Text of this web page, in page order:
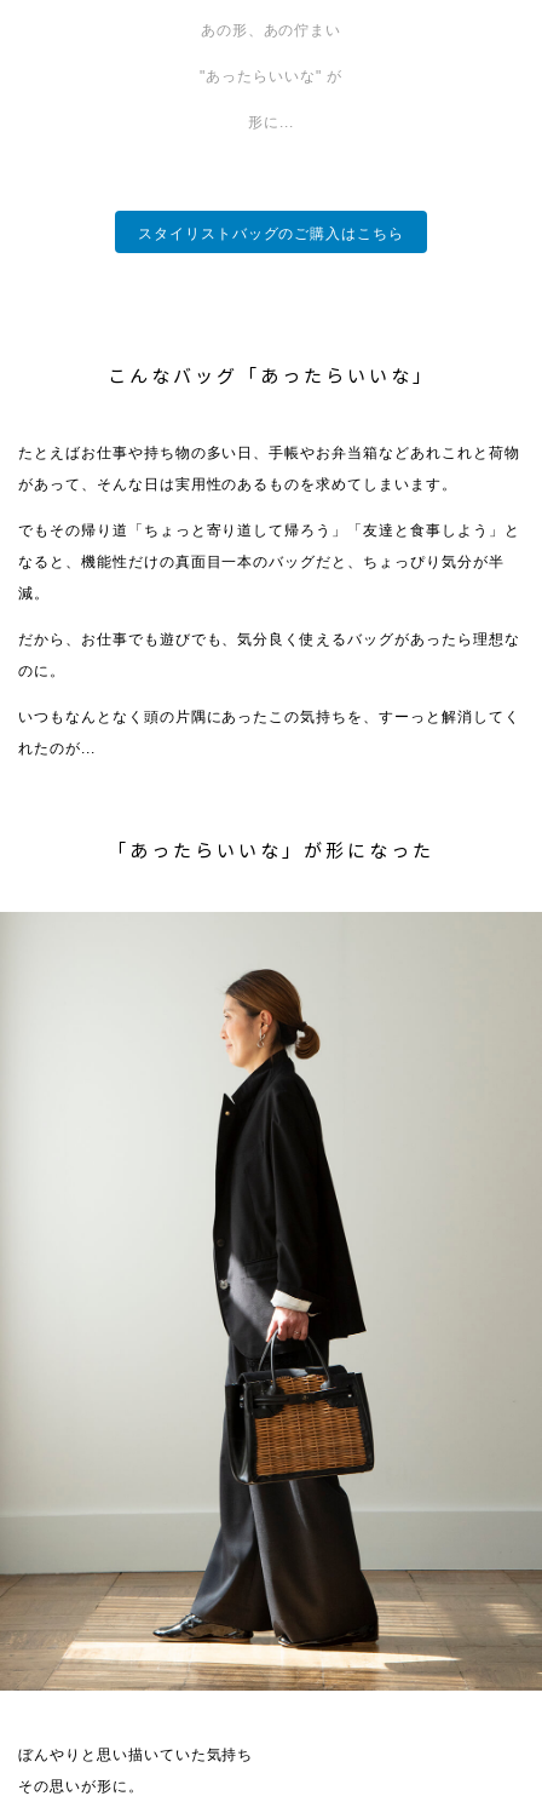
あの形、あの佇まい
"あったらいいな" が
形に...
スタイリストバッグのご購入はこちら
こんなバッグ「あったらいいな」
たとえばお仕事や持ち物の多い日、手帳やお弁当箱などあれこれと荷物
があって、そんな日は実用性のあるものを求めてしまいます。
でもその帰り道「ちょっと寄り道して帰ろう」「友達と食事しよう」と
なると、機能性だけの真面目一本のバッグだと、ちょっぴり気分が半
減。
だから、お仕事でも遊びでも、気分良く使えるバッグがあったら理想な
のに。
いつもなんとなく頭の片隅にあったこの気持ちを、すーっと解消してく
れたのが...
「あったらいいな」が形になった
ぼんやりと思い描いていた気持ち
その思いが形に。